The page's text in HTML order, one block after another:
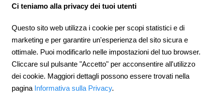
Base di conoscenze
Appalti pubblici
Partnership
Programma di affiliazione
4.6 924recensioni
Italy
Ci teniamo alla privacy dei tuoi utenti
Questo sito web utilizza i cookie per scopi statistici e di
marketing e per garantire un'esperienza del sito sicura e
ottimale. Puoi modificarlo nelle impostazioni del tuo browser.
Cliccare sul pulsante "Accetto" per acconsentire all'utilizzo
dei cookie. Maggiori dettagli possono essere trovati nella
pagina Informativa sulla Privacy.